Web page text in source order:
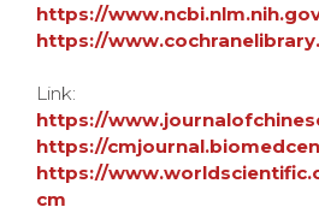
https://
https://
Link:
https://
https://
https://
cm